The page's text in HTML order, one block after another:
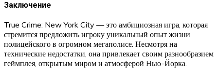
Заключение
True Crime: New York City — это амбициозная игра, которая
стремится предложить игроку уникальный опыт жизни
полицейского в огромном мегаполисе. Несмотря на
технические недостатки, она привлекает своим разнообразием
геймплея, открытым миром и атмосферой Нью-Йорка.